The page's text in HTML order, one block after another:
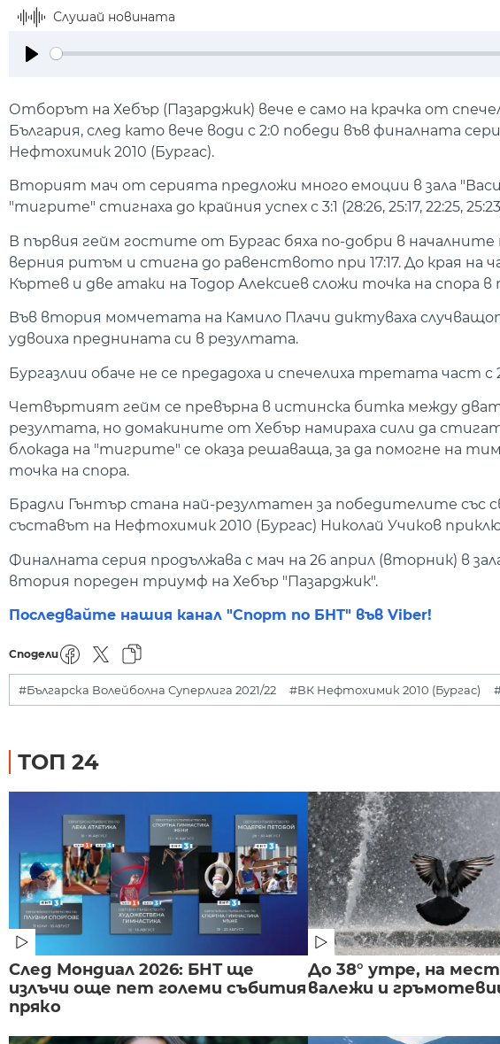
Слушай новината
Отборът на Хебър (Пазарджик) вече е само на крачка от
България, след като вече води с 2:0 победи във финалната
Нефтохимик 2010 (Бургас).
Вторият мач от серията предложи много емоции в зала
"тигрите" стигнаха до крайния успех с 3:1 (28:26, 25:17, 22:25,
В първия гейм гостите от Бургас бяха по-добри в
верния ритъм и стигна до равенството при 17:17. До края
Къртев и две атаки на Тодор Алексиев сложи точка на спора в
Във втория момчетата на Камило Плачи диктуваха
удвоиха преднината си в резултата.
Бургазлии обаче не се предадоха и спечелиха третата част
Четвъртият гейм се превърна в истинска битка между
резултата, но домакините от Хебър намираха сили да
блокада на "тигрите" се оказа решаваща, за да помогне на
точка на спора.
Брадли Гънтър стана най-резултатен за победителите със
съставът на Нефтохимик 2010 (Бургас) Николай Учиков
Финалната серия продължава с мач на 26 април (вторник) в
втория пореден триумф на Хебър "Пазарджик".
Последвайте нашия канал "Спорт по БНТ" във Viber!
Сподели
#Българска Волейболна Суперлига 2021/22 #ВК Нефтохимик 2010 (Бургас)
ТОП 24
След Мондиал 2026: БНТ ще
излъчи още пет големи събития
пряко
До 38° утре, на
валежи и